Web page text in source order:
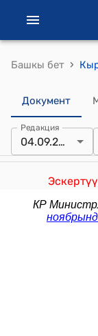
Башкы бет ›
Документ
Редакция
04.09.2023